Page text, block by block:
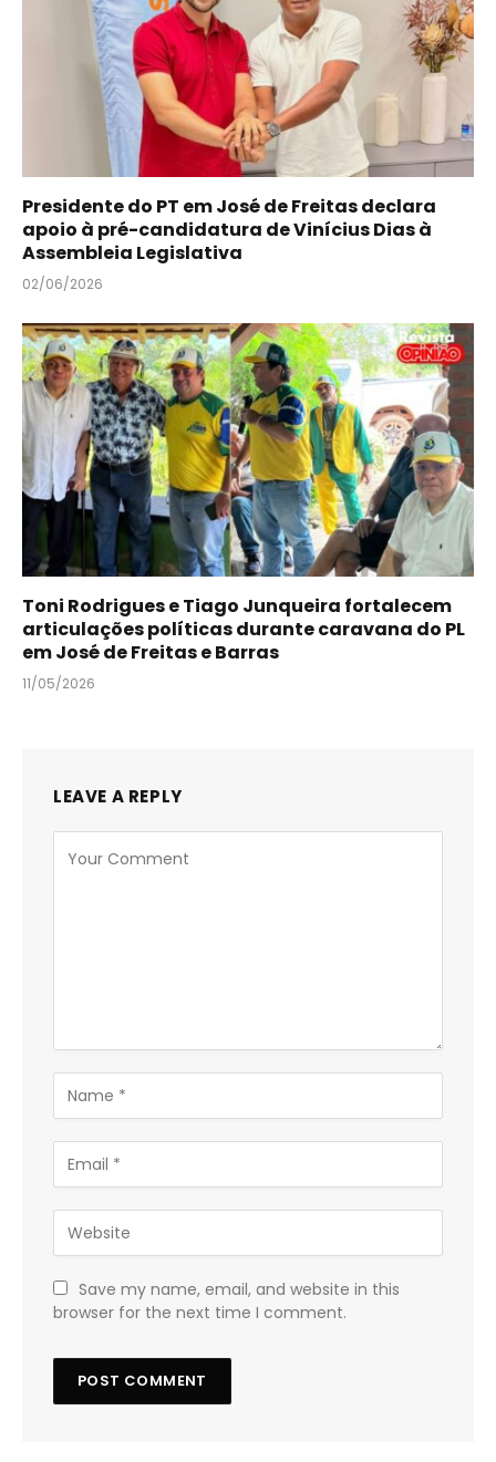
Presidente do PT em José de Freitas declara
apoio à pré-candidatura de Vinícius Dias à
Assembleia Legislativa
02/06/2026
Toni Rodrigues e Tiago Junqueira fortalecem
articulações políticas durante caravana do PL
em José de Freitas e Barras
11/05/2026
LEAVE A REPLY
Save my name, email, and website in this
browser for the next time I comment.